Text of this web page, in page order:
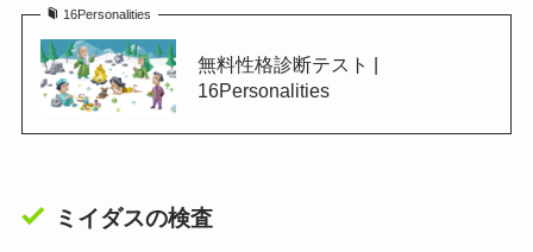
16Personalities
無料性格診断テスト |
16Personalities
ミイダスの検査